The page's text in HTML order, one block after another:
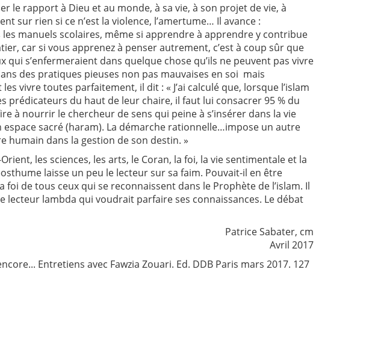
le rapport à Dieu et au monde, à sa vie, à son projet de vie, à
sur rien si ce n’est la violence, l’amertume… Il avance :
manuels scolaires, même si apprendre à apprendre y contribue
car si vous apprenez à penser autrement, c’est à coup sûr que
qui s’enfermeraient dans quelque chose qu’ils ne peuvent pas vivre
des pratiques pieuses non pas mauvaises en soi mais
vivre toutes parfaitement, il dit : « J’ai calculé que, lorsque l’islam
prédicateurs du haut de leur chaire, il faut lui consacrer 95 % du
à nourrir le chercheur de sens qui peine à s’insérer dans la vie
sacré (haram). La démarche rationnelle…impose un autre
humain dans la gestion de son destin. »
les sciences, les arts, le Coran, la foi, la vie sentimentale et la
laisse un peu le lecteur sur sa faim. Pouvait-il en être
de tous ceux qui se reconnaissent dans le Prophète de l’islam. Il
lecteur lambda qui voudrait parfaire ses connaissances. Le débat
Patrice Sabater, cm
Avril 2017
Entretiens avec Fawzia Zouari. Ed. DDB Paris mars 2017. 127